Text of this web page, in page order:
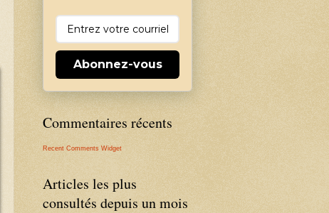
Abonnez-vous
Commentaires récents
Recent Comments Widget
Articles les plus
consultés depuis un mois